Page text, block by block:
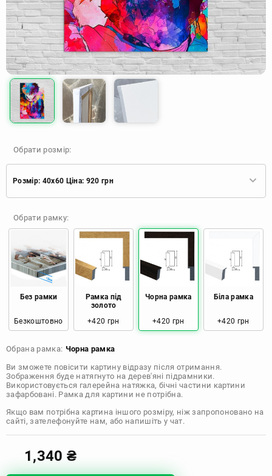
Обрати розмір:
Розмір: 40x60 Ціна: 920 грн
Розмір: 60x90 Ціна: 1650 грн
Розмір: 80x120 Ціна: 2050 грн
Обрати рамку:
Без рамки
Безкоштовно
Рамка під
золото
+420 грн
Чорна рамка
+420 грн
Біла рамка
+420 грн
Обрана рамка: Чорна рамка
Ви зможете повісити картину відразу після отримання.
Зображення буде натягнуто на дерев'яні підрамники.
Використовується галерейна натяжка, бічні частини картини
зафарбовані. Рамка для картини не потрібна.
Якщо вам потрібна картина іншого розміру, ніж запропоновано на
сайті, зателефонуйте нам, або напишіть у чат.
1,340 ₴